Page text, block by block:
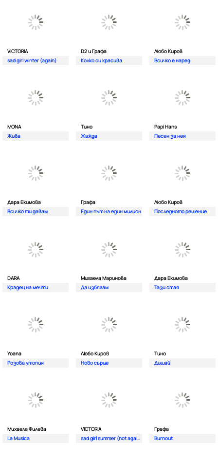
VICTORIA
sad girl winter (again)
D2 и Графа
Колко си красива
Любо Киров
Всичко е наред
MONA
Жива
Тино
Жажда
Papi Hans
Песен за нея
Дара Екимова
Всичко ти давам
Графа
Един път на един милион
Любо Киров
Последното решение
DARA
Крадец на мечти
Михаела Маринова
Да избягам
Дара Екимова
Тази стая
Yoana
Розова утопия
Любо Киров
Ново сърце
Тино
Дишай
Михаела Филева
La Musica
VICTORIA
sad girl summer (not again)
Графа
Burnout